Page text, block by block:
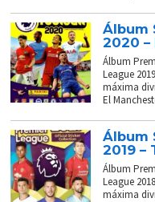
Álbum
2020 –
Álbum
League
máxima
El
Álbum
2019 –
Álbum
League
máxima